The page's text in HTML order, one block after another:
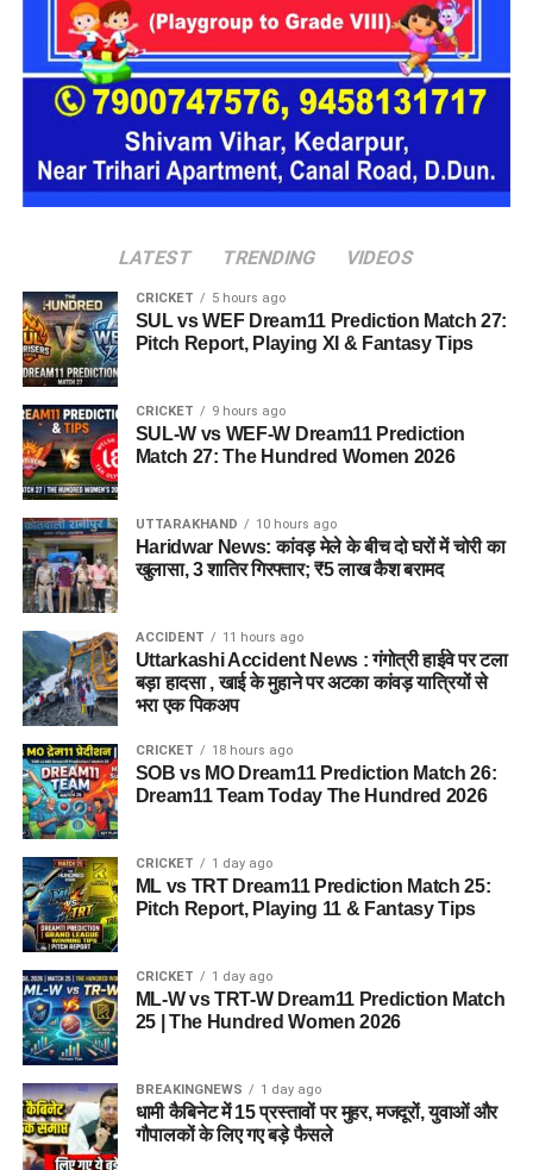
एक परिवार की तर्ज पर लोगों को रखा जाएगा। योजना के मुताबिक, एक
यूनिट में करीब दो महिलाएं, चार बच्चे और एक किशोरी को शामिल किया
जाएगा। इस तरह उन्हें एक परिवार की तरह साथ रहने का अवसर मिलेगा।
हर यूनिट में अलग किचन जैसी सुविधाएं भी होंगी, ताकि वहां रहने वाली
महिलाओं और बच्चों को रोजमर्रा के जीवन में ज्यादा स्वतंत्रता और जिम्मेदारी
का अनुभव हो सके। प्रस्तावित परिसर में कुल 16 घर विकसित किए
जाएंगे, जिनमें करीब 88 लोगों के रहने की व्यवस्था होगी।
जेल नहीं, रेजिडेंशियल कॉम्प्लेक्स जैसा
होगा माहौल
आलंबन गांव की सबसे खास बात यही होगी कि यहां रहने वाली महिलाओं
और बच्चों को यह महसूस न हो कि वे किसी जेल या बंद संस्थान में रह रहे
हैं। इसके बजाय पूरा परिसर एक रेजिडेंशियल कॉम्प्लेक्स की तरह विकसित
किया जाएगा, जहां सुरक्षा के साथ रहने, पढ़ाई, दैनिक जीवन और सामाजिक
विकास से जुड़ी सुविधाएं उपलब्ध होंगी।
परिसर को आधुनिक सुविधाओं से लैस करने की योजना है। यहां आंगनबाड़ी
केंद्र भी खोले जाएंगे। जरूरत पड़ने पर प्राथमिक विद्यालय की सुविधा भी
उपलब्ध कराई जा सकती है। इस पहल का मकसद सिर्फ महिलाओं और
बच्चों को रहने की जगह देना नहीं, बल्कि उन्हें ऐसा वातावरण उपलब्ध कराना
है, जहां वे खुद को सुरक्षित, सम्मानित और परिवार का हिस्सा महसूस कर
सकें।
5 एकड़ जमीन की हो रही है तलाश
आलंबन गांव विकसित करने के लिए करीब 5 एकड़ जमीन की आवश्यकता
बताई गई है। विभाग की पहली प्राथमिकता देहरादून जिले या उसके
आसपास जमीन तलाशने की थी, लेकिन फिलहाल उपयुक्त जमीन उपलब्ध
LATEST TRENDING VIDEOS
CRICKET 5 hours ago
SUL vs WEF Dream11 Prediction Match 27:
Pitch Report, Playing XI & Fantasy Tips
CRICKET 9 hours ago
SUL-W vs WEF-W Dream11 Prediction
Match 27: The Hundred Women 2026
UTTARAKHAND 10 hours ago
Haridwar News: कांवड़ मेले के बीच दो घरों में चोरी का
खुलासा, 3 शातिर गिरफ्तार; ₹5 लाख कैश बरामद
ACCIDENT 11 hours ago
Uttarkashi Accident News : गंगोत्री हाईवे पर टला
बड़ा हादसा , खाई के मुहाने पर अटका कांवड़ यात्रियों से
भरा एक पिकअप
CRICKET 18 hours ago
SOB vs MO Dream11 Prediction Match 26:
Dream11 Team Today The Hundred 2026
CRICKET 1 day ago
ML vs TRT Dream11 Prediction Match 25:
Pitch Report, Playing 11 & Fantasy Tips
CRICKET 1 day ago
ML-W vs TRT-W Dream11 Prediction Match
25 | The Hundred Women 2026
BREAKINGNEWS 1 day ago
धामी कैबिनेट में 15 प्रस्तावों पर मुहर, मजदूरों, युवाओं और
गौपालकों के लिए गए बड़े फैसले